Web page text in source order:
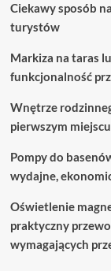
Ciekawy sposób
turystów
Markiza na taras
funkcjonalność
Wnętrze
pierwszym miejscu
Pompy do
wydajne,
Oświetlenie
praktyczny
wymagających